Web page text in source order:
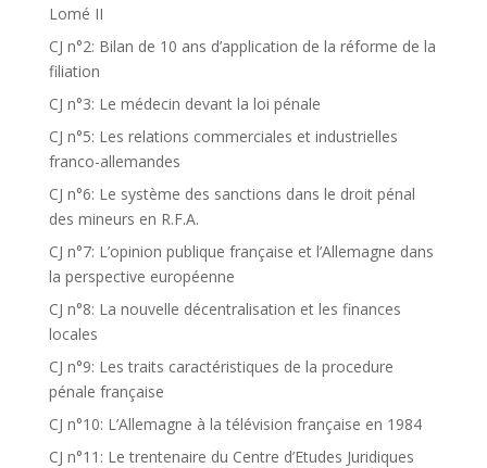
Lomé II
CJ n°2: Bilan de 10 ans d’application de la réforme de la
filiation
CJ n°3: Le médecin devant la loi pénale
CJ n°5: Les relations commerciales et industrielles
franco-allemandes
CJ n°6: Le système des sanctions dans le droit pénal
des mineurs en R.F.A.
CJ n°7: L’opinion publique française et l’Allemagne dans
la perspective européenne
CJ n°8: La nouvelle décentralisation et les finances
locales
CJ n°9: Les traits caractéristiques de la procedure
pénale française
CJ n°10: L’Allemagne à la télévision française en 1984
CJ n°11: Le trentenaire du Centre d’Etudes Juridiques